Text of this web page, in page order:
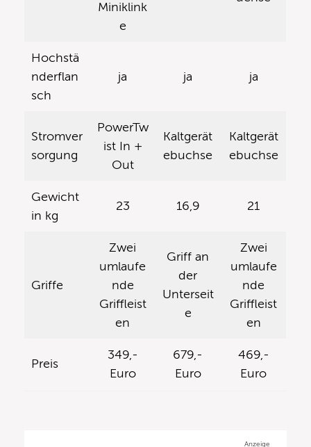
Miniklink
e
Hochstä
nderflan
sch
ja ja ja
Stromver
sorgung
PowerTw
ist In +
Out
Kaltgerät
ebuchse
Kaltgerät
ebuchse
Gewicht
in kg
23 16,9 21
Griffe
Zwei
umlaufe
nde
Griffleist
en
Griff an
der
Unterseit
e
Zwei
umlaufe
nde
Griffleist
en
Preis
349,-
Euro
679,-
Euro
469,-
Euro
Anzeige